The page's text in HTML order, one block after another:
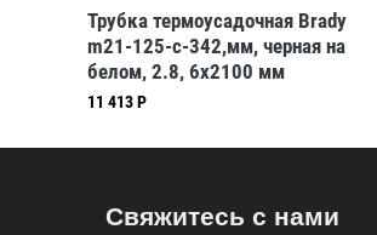
Трубка термоусадочная Brady
m21-125-c-342,мм, черная на
белом, 2.8, 6x2100 мм
11 413 Р
Свяжитесь с нами